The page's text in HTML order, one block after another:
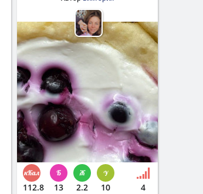
112.8 13 2.2 10 4